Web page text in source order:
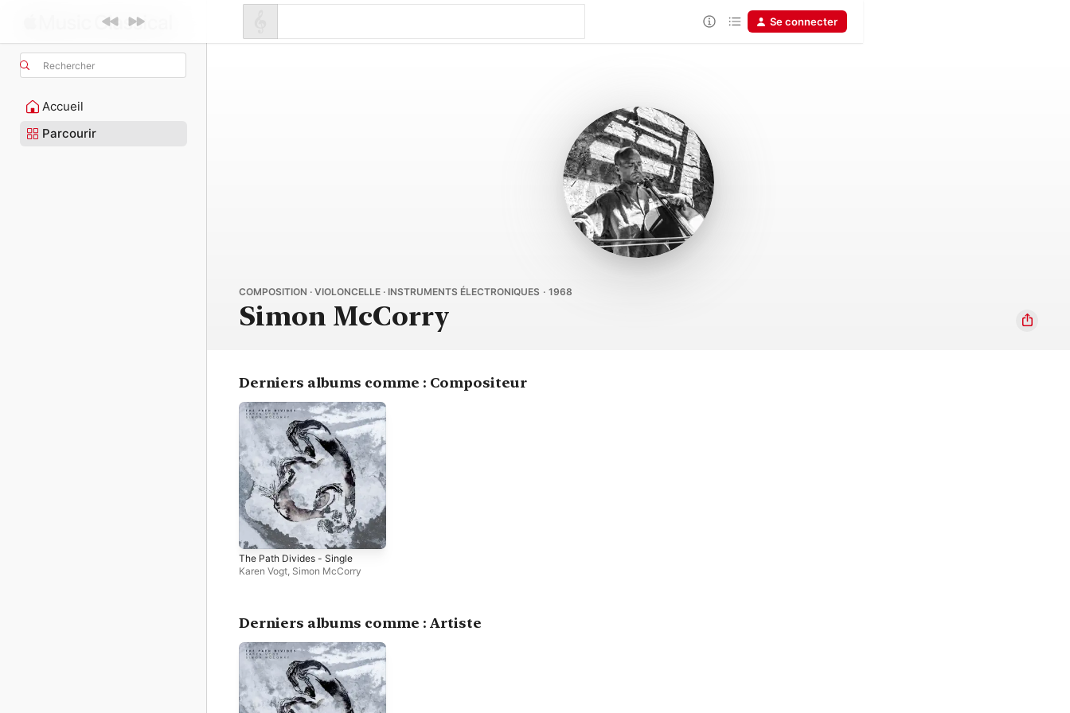
Rechercher
Accueil
Parcourir
Se connecter
COMPOSITION · VIOLONCELLE · INSTRUMENTS ÉLECTRONIQUES · 1968
Simon McCorry
Derniers albums comme : Compositeur
The Path Divides - Single
Karen Vogt Simon McCorry
Derniers albums comme : Artiste